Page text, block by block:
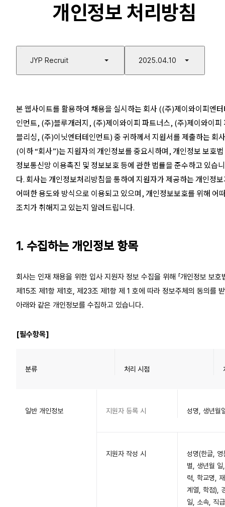
개인정보 처리방침
본 웹사이트를 활용하여 채용을 실시하는 회사 ((주)제이와이피엔
인먼트, (주)블루개러지, (주)제이와이피 파트너스, (주)제이와이피
블리싱, (주)이닛엔터테인먼트) 중 귀하께서 지원서를 제출하는 회사
(이하 “회사”)는 지원자의 개인정보를 중요시하며, 개인정보 보호법
정보통신망 이용촉진 및 정보보호 등에 관한 법률을 준수하고 있습니
다. 회사는 개인정보처리방침을 통하여 지원자가 제공하는 개인정
어떠한 용도와 방식으로 이용되고 있으며, 개인정보보호를 위해 어
조치가 취해지고 있는지 알려드립니다.
1. 수집하는 개인정보 항목
회사는 인재 채용을 위한 입사 지원자 정보 수집을 위해 「개인정보 보호
제15조 제1항 제1호, 제23조 제1항 제 1 호에 따라 정보주체의 동의를
아래와 같은 개인정보를 수집하고 있습니다.
[필수항목]
분류 처리 시점
일반 개인정보 지원자 등록 시 성명, 생년월
지원자 작성 시
성명(한글,
별, 생년월
력, 학교명,
계열, 학점),
일, 소속, 직
JYP Recruit 2025.04.10